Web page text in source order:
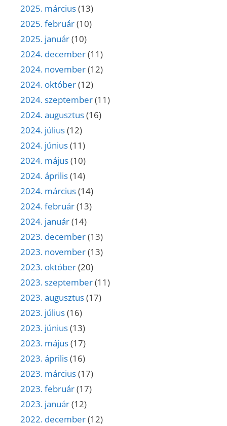
2025. március(13)
2025. február(10)
2025. január(10)
2024. december(11)
2024. november(12)
2024. október(12)
2024. szeptember(11)
2024. augusztus(16)
2024. július(12)
2024. június(11)
2024. május(10)
2024. április(14)
2024. március(14)
2024. február(13)
2024. január(14)
2023. december(13)
2023. november(13)
2023. október(20)
2023. szeptember(11)
2023. augusztus(17)
2023. július(16)
2023. június(13)
2023. május(17)
2023. április(16)
2023. március(17)
2023. február(17)
2023. január(12)
2022. december(12)